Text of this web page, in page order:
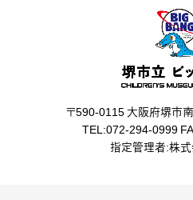
〒590-0115 大阪府堺市
TEL:072-294-0999
指定管理者:株